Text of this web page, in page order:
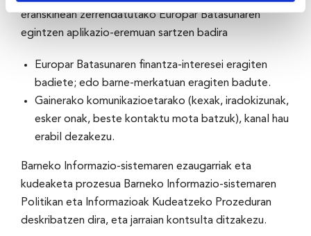
eranskinean zerrendatutako Europar Batasunaren
egintzen aplikazio-eremuan sartzen badira
Europar Batasunaren finantza-interesei eragiten
badiete; edo barne-merkatuan eragiten badute.
Gainerako komunikazioetarako (kexak, iradokizunak,
esker onak, beste kontaktu mota batzuk), kanal hau
erabil dezakezu.
Barneko Informazio-sistemaren ezaugarriak eta
kudeaketa prozesua Barneko Informazio-sistemaren
Politikan eta Informazioak Kudeatzeko Prozeduran
deskribatzen dira, eta jarraian kontsulta ditzakezu.